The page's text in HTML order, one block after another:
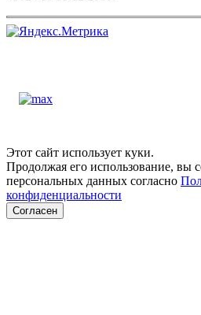
Этот сайт использует куки.
Продолжая его использование, вы
персональных данных согласно
конфиденциальности
Согласен